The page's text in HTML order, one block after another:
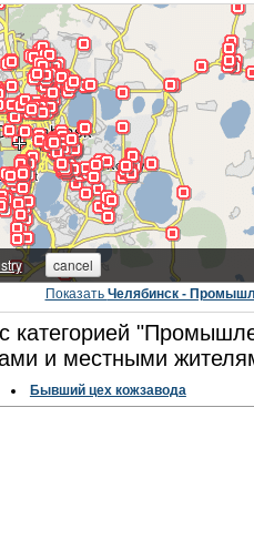
Показать Челябинск -
категорией
и местными
Бывший цех кожзавода